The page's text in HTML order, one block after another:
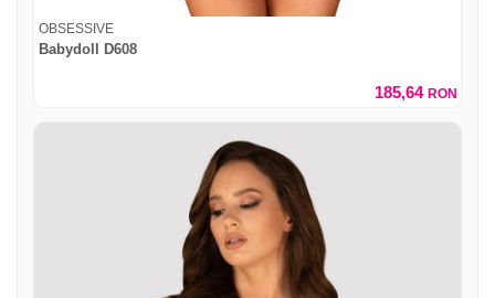
OBSESSIVE
Babydoll D608
185,64 RON